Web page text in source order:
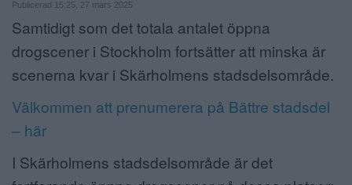
NÄRINGSLIV
MER
Publicerad 15:25, 27 mars 2025
Samtidigt som det totala antalet öppna
drogscener i Stockholm fortsätter att minska är
scenerna kvar i Skärholmens stadsdelsområde.
Välkommen att prenumerera på Bättre stadsdel
– här
I Skärholmens stadsdelsområde är det